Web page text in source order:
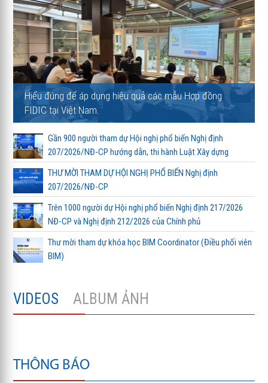
Hiểu đúng để áp dụng hiệu quả các mẫu Hợp đồng
FIDIC tại Việt Nam.
Gần 900 người tham dự Hội nghị phổ biến Nghị định
207/2026/NĐ-CP hướng dẫn, thi hành Luật Xây dựng
THƯ MỜI THAM DỰ HỘI NGHỊ PHỔ BIẾN Nghị định
207/2026/NĐ-CP
Trên 1000 người dự Hội nghị phổ biến Nghị định 217/2026
NĐ-CP và Nghị định 212/2026 của Chính phủ
Thư mời tham dự khóa học BIM Coordinator (Điều phối viên
BIM)
VIDEOS ALBUM ẢNH
THÔNG BÁO